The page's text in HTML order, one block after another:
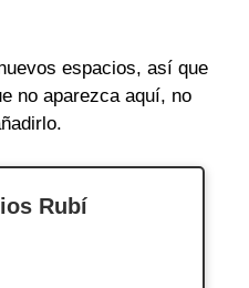
espacios, así que
no aparezca aquí, no
Rubí